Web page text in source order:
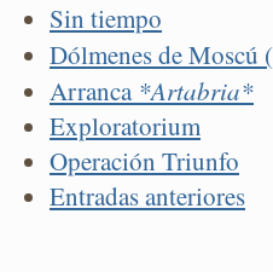
Sin tiempo
Dólmenes de Moscú (
Arranca *Artabria*
Exploratorium
Operación Triunfo
Entradas anteriores